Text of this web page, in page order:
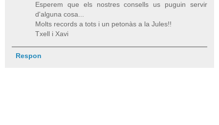
Esperem que els nostres consells us puguin servir
d'alguna cosa...
Molts records a tots i un petonàs a la Jules!!
Txell i Xavi
Respon